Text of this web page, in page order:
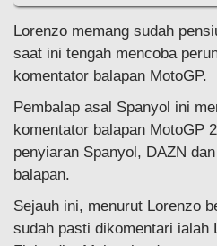
Lorenzo memang sudah
saat ini tengah mencoba
komentator balapan MotoGP.
Pembalap asal Spanyol ini
komentator balapan MotoGP
penyiaran Spanyol, DAZN
balapan.
Sejauh ini, menurut Lorenzo
sudah pasti dikomentari ialah